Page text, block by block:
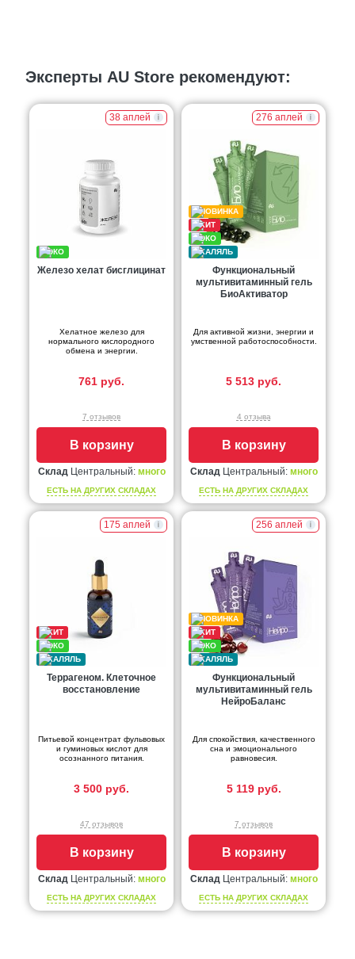
Эксперты AU Store рекомендуют:
38 аплей
Железо хелат бисглицинат
Хелатное железо для
нормального кислородного
обмена и энергии.
761 руб.
7 отзывов
В корзину
Склад Центральный: много
ЕСТЬ НА ДРУГИХ СКЛАДАХ
276 аплей
Функциональный
мультивитаминный гель
БиоАктиватор
Для активной жизни, энергии и
умственной работоспособности.
5 513 руб.
4 отзыва
В корзину
Склад Центральный: много
ЕСТЬ НА ДРУГИХ СКЛАДАХ
175 аплей
Террагеном. Клеточное
восстановление
Питьевой концентрат фульвовых
и гуминовых кислот для
осознанного питания.
3 500 руб.
47 отзывов
В корзину
Склад Центральный: много
ЕСТЬ НА ДРУГИХ СКЛАДАХ
256 аплей
Функциональный
мультивитаминный гель
НейроБаланс
Для спокойствия, качественного
сна и эмоционального
равновесия.
5 119 руб.
7 отзывов
В корзину
Склад Центральный: много
ЕСТЬ НА ДРУГИХ СКЛАДАХ